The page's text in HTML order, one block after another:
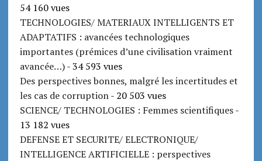
54 160 vues
TECHNOLOGIES/ MATERIAUX INTELLIGENTS ET
ADAPTATIFS : avancées technologiques
importantes (prémices d’une civilisation vraiment
avancée…)- 34 593 vues
Des perspectives bonnes, malgré les incertitudes et
les cas de corruption- 20 503 vues
SCIENCE/ TECHNOLOGIES : Femmes scientifiques-
13 182 vues
DEFENSE ET SECURITE/ ELECTRONIQUE/
INTELLIGENCE ARTIFICIELLE : perspectives